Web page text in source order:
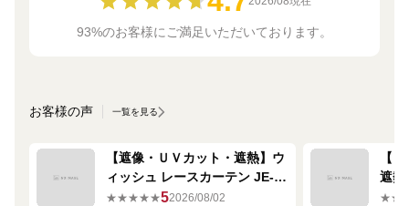
93%のお客様にご満足いただいております。
お客様の声 一覧を見る
【遮像・ＵＶカット・遮熱】ウ
ィッシュ レースカーテン JE-
67249R シルバー
★★★★★52026/08/02
【
遮熱
ー